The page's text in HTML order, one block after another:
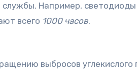
Например, светодиоды
всего 1000 часов.
выбросов углекислого